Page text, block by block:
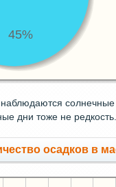
45%
дни тоже не редкость.
осадков в